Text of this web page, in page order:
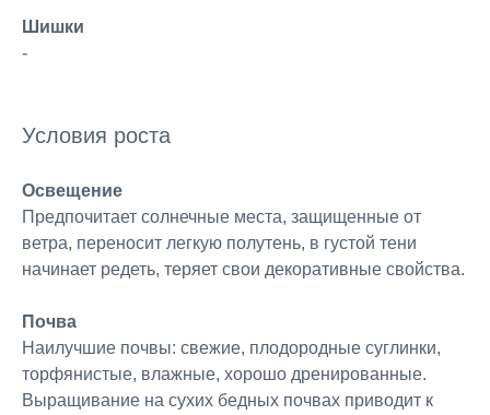
Шишки
-
Условия роста
Освещение
Предпочитает солнечные места, защищенные от
ветра, переносит легкую полутень, в густой тени
начинает редеть, теряет свои декоративные свойства.
Почва
Наилучшие почвы: свежие, плодородные суглинки,
торфянистые, влажные, хорошо дренированные.
Выращивание на сухих бедных почвах приводит к